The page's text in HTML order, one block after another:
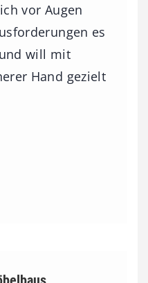
vor Augen
es
will mit
Hand gezielt